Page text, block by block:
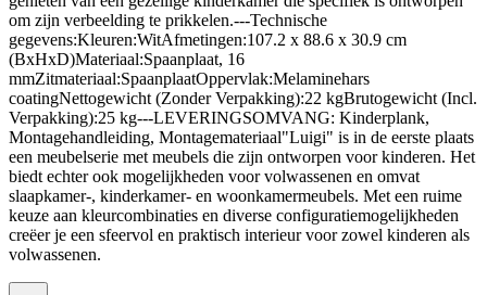
om zijn verbeelding te prikkelen.---Technische
gegevens:Kleuren:WitAfmetingen:107.2 x 88.6 x 30.9 cm
(BxHxD)Materiaal:Spaanplaat, 16
mmZitmateriaal:SpaanplaatOppervlak:Melaminehars
coatingNettogewicht (Zonder Verpakking):22 kgBrutogewicht (Incl.
Verpakking):25 kg---LEVERINGSOMVANG: Kinderplank,
Montagehandleiding, Montagemateriaal"Luigi" is in de eerste plaats
een meubelserie met meubels die zijn ontworpen voor kinderen. Het
biedt echter ook mogelijkheden voor volwassenen en omvat
slaapkamer-, kinderkamer- en woonkamermeubels. Met een ruime
keuze aan kleurcombinaties en diverse configuratiemogelijkheden
creëer je een sfeervol en praktisch interieur voor zowel kinderen als
volwassenen.